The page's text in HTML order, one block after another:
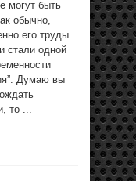
могут быть
обычно,
его труды
стали одной
Думаю вы
то ...